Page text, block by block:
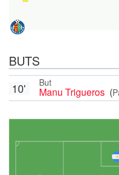
BUTS
But
Manu Trigueros (
10'